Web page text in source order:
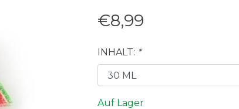
€8,99
INHALT: *
Auf Lager